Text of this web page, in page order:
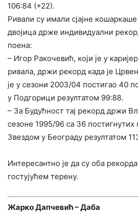
106:84 (+22).
Ривали су имали сјајне
двојица држе индивидуални
поена:
– Игор Ракочевић, који је у
ривала, држи рекорд када је
је у сезони 2003/04 постигао 40
у Подгорици резултатом 99:88.
– За Будућност тај рекорд држи
сезоне 1995/96 са 36
Звездом у Београду резултатом
Интересантно је да су оба
гостујућем терену.
Жарко Дапчевић – Даба